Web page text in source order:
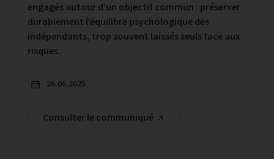
engagés autour d’un objectif commun : préserver
durablement l’équilibre psychologique des
indépendants, trop souvent laissés seuls face aux
risques.
Consulter le communiqué
26.06.2025